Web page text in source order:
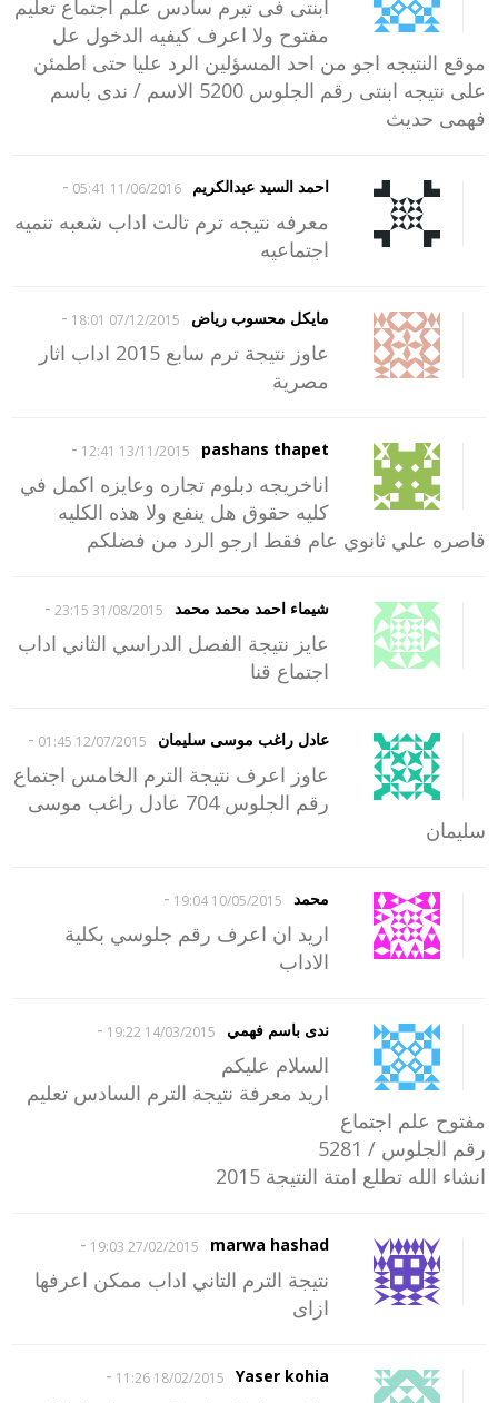
ابنتى فى تيرم سادس علم اجتماع تعليم
مفتوح ولا اعرف كيفيه الدخول عل
موقع النتيجه اجو من احد المسؤلين الرد عليا حتى اطمئن
على نتيجه ابنتى رقم الجلوس 5200 الاسم / ندى باسم
فهمى حديث
احمد السيد عبدالكريم 11/06/2016 05:41
-
معرفه نتيجه ترم تالت اداب شعبه تنميه
اجتماعيه
مايكل محسوب رياض 07/12/2015 18:01
-
عاوز نتيجة ترم سابع 2015 اداب اثار
مصرية
pashans thapet
13/11/2015 12:41
-
اناخريجه دبلوم تجاره وعايزه اكمل في
كليه حقوق هل ينفع ولا هذه الكليه
قاصره علي ثانوي عام فقط ارجو الرد من فضلكم
شيماء احمد محمد محمد 31/08/2015 23:15
-
عايز نتيجة الفصل الدراسي الثاني اداب
اجتماع قنا
عادل راغب موسى سليمان 12/07/2015 01:45
-
عاوز اعرف نتيجة الترم الخامس اجتماع
رقم الجلوس 704 عادل راغب موسى
سليمان
محمد 10/05/2015 19:04
-
اريد ان اعرف رقم جلوسي بكلية
الاداب
ندى باسم فهمي 14/03/2015 19:22
-
السلام عليكم
اريد معرفة نتيجة الترم السادس تعليم
مفتوح علم اجتماع
رقم الجلوس / 5281
انشاء الله تطلع امتة النتيجة 2015
marwa hashad
27/02/2015 19:03
-
نتيجة الترم التاني اداب ممكن اعرفها
ازاى
Yaser kohia
18/02/2015 11:26
-